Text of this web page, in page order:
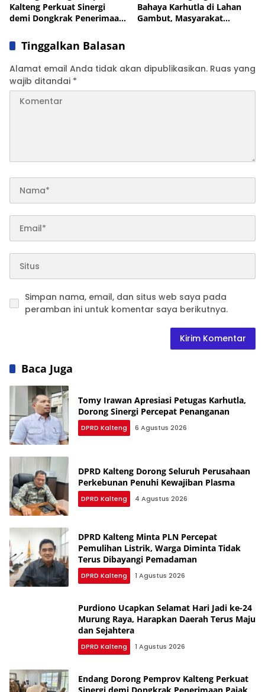
Kalteng Perkuat Sinergi
demi Dongkrak Penerimaan
Bahaya Karhutla di Lahan
Gambut, Masyarakat
Tinggalkan Balasan
Alamat email Anda tidak akan dipublikasikan. Ruas yang
wajib ditandai *
Simpan nama, email, dan situs web saya pada
peramban ini untuk komentar saya berikutnya.
Baca Juga
Tomy Irawan Apresiasi Petugas Karhutla,
Dorong Sinergi Percepat Penanganan
DPRD Kalteng 6 Agustus 2026
DPRD Kalteng Dorong Seluruh Perusahaan
Perkebunan Penuhi Kewajiban Plasma
DPRD Kalteng 4 Agustus 2026
DPRD Kalteng Minta PLN Percepat
Pemulihan Listrik, Warga Diminta Tidak
Terus Dibayangi Pemadaman
DPRD Kalteng 1 Agustus 2026
Purdiono Ucapkan Selamat Hari Jadi ke-24
Murung Raya, Harapkan Daerah Terus Maju
dan Sejahtera
DPRD Kalteng 1 Agustus 2026
Endang Dorong Pemprov Kalteng Perkuat